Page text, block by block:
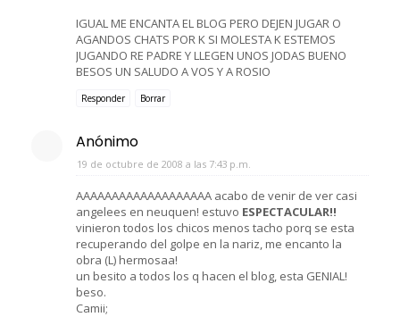
IGUAL ME ENCANTA EL BLOG PERO DEJEN JUGAR O
AGANDOS CHATS POR K SI MOLESTA K ESTEMOS
JUGANDO RE PADRE Y LLEGEN UNOS JODAS BUENO
BESOS UN SALUDO A VOS Y A ROSIO
Responder Borrar
Anónimo
19 de octubre de 2008 a las 7:43 p.m.
AAAAAAAAAAAAAAAAAAA acabo de venir de ver casi
angelees en neuquen! estuvo ESPECTACULAR!!
vinieron todos los chicos menos tacho porq se esta
recuperando del golpe en la nariz, me encanto la
obra (L) hermosaa!
un besito a todos los q hacen el blog, esta GENIAL!
beso.
Camii;